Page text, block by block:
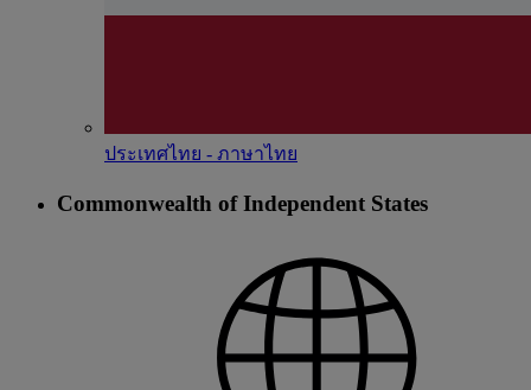
ประเทศไทย - ภาษาไทย
Commonwealth of Independent States